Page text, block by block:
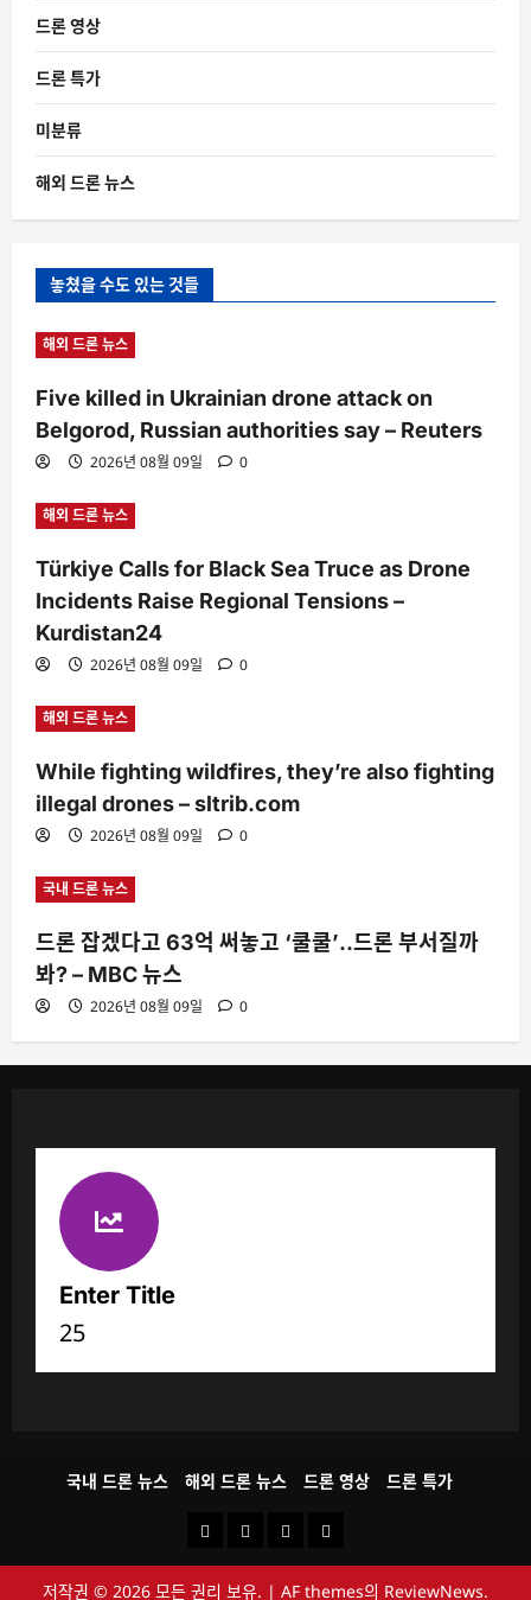
드론 영상
드론 특가
미분류
해외 드론 뉴스
놓쳤을 수도 있는 것들
해외 드론 뉴스
Five killed in Ukrainian drone attack on
Belgorod, Russian authorities say – Reuters
2026년 08월 09일 0
해외 드론 뉴스
Türkiye Calls for Black Sea Truce as Drone
Incidents Raise Regional Tensions –
Kurdistan24
2026년 08월 09일 0
해외 드론 뉴스
While fighting wildfires, they’re also fighting
illegal drones – sltrib.com
2026년 08월 09일 0
국내 드론 뉴스
드론 잡겠다고 63억 써놓고 ‘쿨쿨’‥드론 부서질까
봐? – MBC 뉴스
2026년 08월 09일 0
Enter Title
25
국내 드론 뉴스 해외 드론 뉴스 드론 영상 드론 특가
국
내
해
외
드
론
드
론
저작권 © 2026 모든 권리 보유. | AF themes의 ReviewNews.